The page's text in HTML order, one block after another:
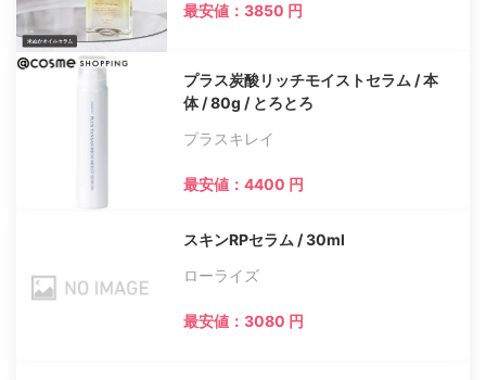
最安値：3850 円
プラス炭酸リッチモイストセラム / 本
体 / 80g / とろとろ
プラスキレイ
最安値：4400 円
スキンRPセラム / 30ml
ローライズ
最安値：3080 円